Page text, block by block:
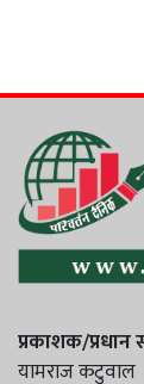
प्रकाशक/प्रधान
यामराज कटुवाल